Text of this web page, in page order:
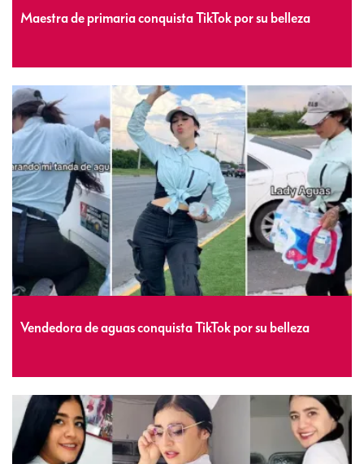
Maestra de primaria conquista TikTok por su belleza
Vendedora de aguas conquista TikTok por su belleza